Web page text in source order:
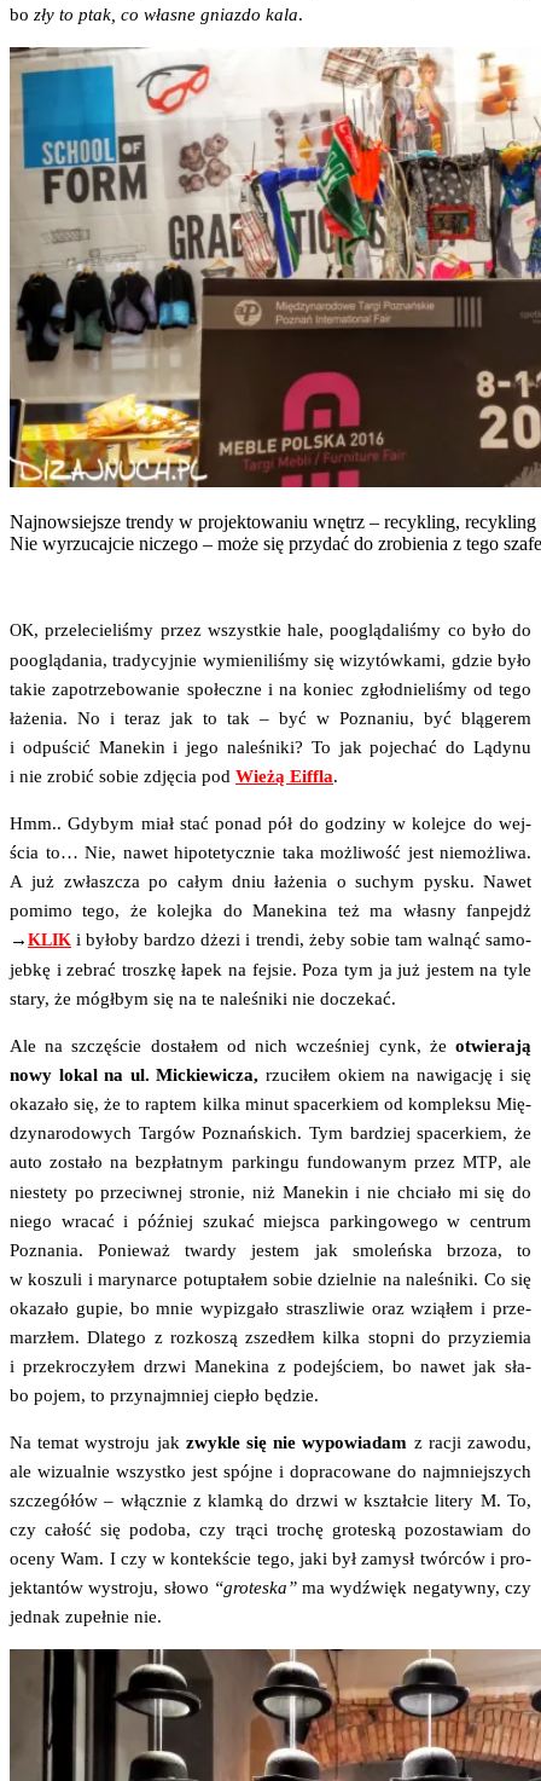
bo zły to ptak, co wła­sne gniaz­do kala.
Naj­now­siej­sze tren­dy w pro­jek­to­wa­niu wnętrz – recy­kling,
Nie wyrzu­caj­cie nicze­go – może się przy­dać do zro­bie­nia z tego
OK, prze­le­cie­li­śmy przez wszyst­kie hale, pooglą­da­li­śmy co było do
pooglą­da­nia, tra­dy­cyj­nie wymie­ni­li­śmy się wizy­tów­ka­mi, gdzie było
takie zapo­trze­bo­wa­nie spo­łecz­ne i na koniec zgłod­nie­li­śmy od tego
łaże­nia. No i teraz jak to tak – być w Pozna­niu, być blą­ge­rem
i odpu­ścić Mane­kin i jego nale­śni­ki? To jak poje­chać do Lądy­nu
i nie zro­bić sobie zdję­cia pod Wie­żą Eif­fla.
Hmm.. Gdy­bym miał stać ponad pół do godzi­ny w kolej­ce do wej­
ścia to… Nie, nawet hipo­te­tycz­nie taka moż­li­wość jest nie­moż­li­wa.
A już zwłasz­cza po całym dniu łaże­nia o suchym pysku. Nawet
pomi­mo tego, że kolej­ka do Mane­ki­na też ma wła­sny fan­pejdż
→ KLIK i było­by bar­dzo dże­zi i tren­di, żeby sobie tam wal­nąć samo­
jeb­kę i zebrać trosz­kę łapek na fej­sie. Poza tym ja już jestem na tyle
sta­ry, że mógł­bym się na te nale­śni­ki nie doczekać.
Ale na szczę­ście dosta­łem od nich wcze­śniej cynk, że otwie­ra­ją
nowy lokal na ul. Mic­kie­wi­cza, rzu­ci­łem okiem na nawi­ga­cję i się
oka­za­ło się, że to rap­tem kil­ka minut spa­cer­kiem od kom­plek­su Mię­
dzy­na­ro­do­wych Tar­gów Poznań­skich. Tym bar­dziej spa­cer­kiem, że
auto zosta­ło na bez­płat­nym par­kin­gu fun­do­wa­nym przez MTP, ale
nie­ste­ty po prze­ciw­nej stro­nie, niż Mane­kin i nie chcia­ło mi się do
nie­go wra­cać i póź­niej szu­kać miej­sca par­kin­go­we­go w cen­trum
Pozna­nia. Ponie­waż twar­dy jestem jak smo­leń­ska brzo­za, to
w koszu­li i mary­nar­ce potup­ta­łem sobie dziel­nie na nale­śni­ki. Co się
oka­za­ło gupie, bo mnie wypi­zga­ło strasz­li­wie oraz wzią­łem i prze­
mar­z­łem. Dla­te­go z roz­ko­szą zsze­dłem kil­ka stop­ni do przy­zie­mia
i prze­kro­czy­łem drzwi Mane­ki­na z podej­ściem, bo nawet jak sła­
bo pojem, to przy­naj­mniej cie­pło będzie.
Na temat wystro­ju jak zwy­kle się nie wypo­wia­dam z racji zawo­du,
ale wizu­al­nie wszyst­ko jest spój­ne i dopra­co­wa­ne do naj­mniej­szych
szcze­gó­łów – włącz­nie z klam­ką do drzwi w kształ­cie lite­ry M. To,
czy całość się podo­ba, czy trą­ci tro­chę gro­te­ską pozo­sta­wiam do
oce­ny Wam. I czy w kon­tek­ście tego, jaki był zamysł twór­ców i pro­
jek­tan­tów wystro­ju, sło­wo “gro­te­ska”ma wydźwięk nega­tyw­ny, czy
jed­nak zupeł­nie nie.